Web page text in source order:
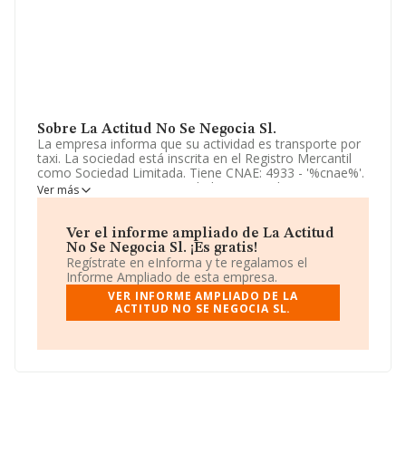
Sobre La Actitud No Se Negocia Sl.
La empresa informa que su actividad es transporte por
taxi. La sociedad está inscrita en el Registro Mercantil
como Sociedad Limitada. Tiene CNAE: 4933 - '%cnae%'.
La empresa no tiene actividad en mercados exteriores.
con CIF B55412068, se encuentra en Paseo Castellana
núm. 194 1 A, (28046), Madrid, Madrid.
En base a la información de la que dispone INFORMA
sobre 3.046 compañías, a nivel nacional la facturación
asciende a 1.139 millones de euros y el promedio de la
facturación de ventas entre todas las compañías
relativa a la provincia de Madrid, en la base de datos
Ver más
Ver el informe ampliado de La Actitud
No Se Negocia Sl. ¡Es gratis!
Regístrate en eInforma y te regalamos el
Informe Ampliado de esta empresa.
VER INFORME AMPLIADO DE LA
ACTITUD NO SE NEGOCIA SL.